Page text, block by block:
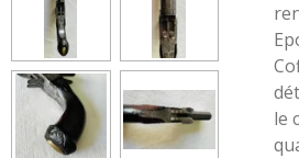
le